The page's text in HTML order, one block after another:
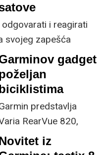
i reagirati
svojeg zapešća
gadget
predstavlja
RearVue 820,
najsvjetlije i
radarsko
iz